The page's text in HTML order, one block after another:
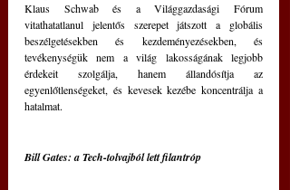
Klaus Schwab és a Világgazdasági Fórum
vitathatatlanul jelentős szerepet játszott a globális
beszélgetésekben és kezdeményezésekben, és
tevékenységük nem a világ lakosságának legjobb
érdekeit szolgálja, hanem állandósítja az
egyenlőtlenségeket, és kevesek kezébe koncentrálja a
hatalmat.
Bill Gates: a Tech-tolvajból lett filantróp